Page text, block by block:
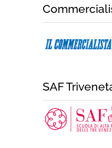
SAF